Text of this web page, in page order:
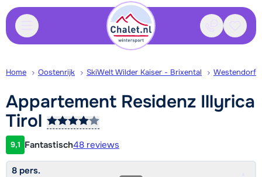
Contact
Home Oostenrijk SkiWelt Wilder Kaiser - Brixental Westendorf
Appartement Residenz Illyrica
Tirol
Klantwaardering
9,1 Fantastisch48 reviews
8 pers.